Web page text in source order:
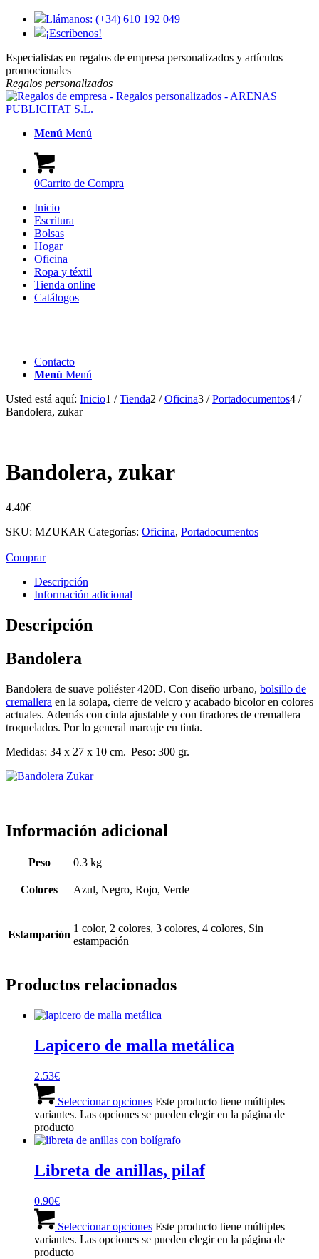
Llámanos: (+34) 610 192 049
¡Escríbenos!
Especialistas en regalos de empresa personalizados y artículos
promocionales
Regalos personalizados
Menú Menú
0Carrito de Compra
Inicio
Escritura
Bolsas
Hogar
Oficina
Ropa y téxtil
Tienda online
Catálogos
Contacto
Menú Menú
Usted está aquí: Inicio1 / Tienda2 / Oficina3 / Portadocumentos4 /
Bandolera, zukar
Bandolera, zukar
4.40€
SKU: MZUKAR Categorías: Oficina, Portadocumentos
Comprar
Descripción
Información adicional
Descripción
Bandolera
Bandolera de suave poliéster 420D. Con diseño urbano, bolsillo de
cremallera en la solapa, cierre de velcro y acabado bicolor en colores
actuales. Además con cinta ajustable y con tiradores de cremallera
troquelados. Por lo general marcaje en tinta.
Medidas: 34 x 27 x 10 cm.| Peso: 300 gr.
Información adicional
Peso 0.3 kg
Colores Azul, Negro, Rojo, Verde
Estampación
1 color, 2 colores, 3 colores, 4 colores, Sin
estampación
Productos relacionados
Lapicero de malla metálica
2.53€
Seleccionar opciones Este producto tiene múltiples
variantes. Las opciones se pueden elegir en la página de
producto
Libreta de anillas, pilaf
0.90€
Seleccionar opciones Este producto tiene múltiples
variantes. Las opciones se pueden elegir en la página de
producto